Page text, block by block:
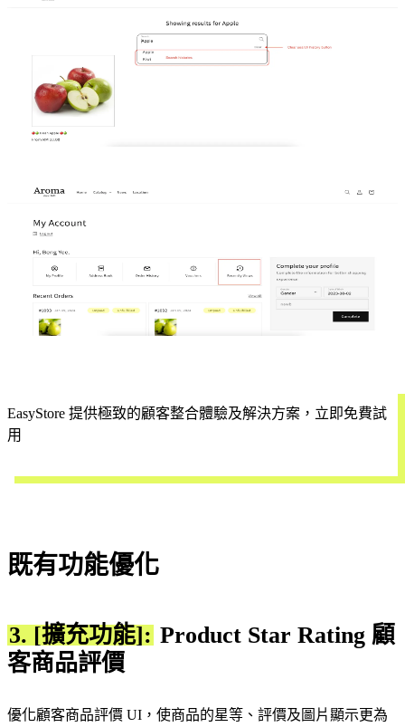
EasyStore 提供極致的顧客整合體驗及解決方案，立即免費試
用
既有功能優化
3. [擴充功能]: Product Star Rating 顧
客商品評價
優化顧客商品評價 UI，使商品的星等、評價及圖片顯示更為